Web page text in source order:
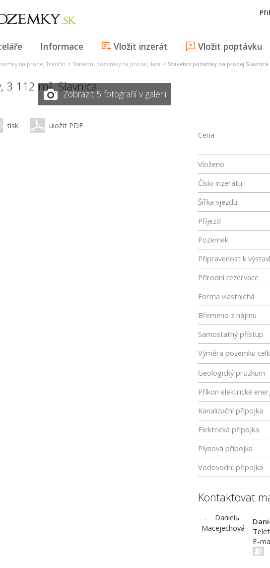
Informace Vložit inzerát Vložit poptávku
na prodej Trenčín > Stavební pozemky na prodej Ilava > Stavební pozemky na prodej Slavnica
3 112 m2,Slavnica
Zobrazit 5 fotografií v galerii
tisk uložit PDF
Cena
Vloženo
Číslo inzerátu
Šířka vjezdu
Příjezd
Pozemek
Připravenost k
Přírodní rezervace
Forma vlastnictví
Břemeno z nájmu
Samostatný přístup
Výměra pozemku
Geologický průzkum
Příkon elektrické
Kanalizační přípojka
Elektrická přípojka
Plynová přípojka
Vodovodní přípojka
Kontaktovat
E-